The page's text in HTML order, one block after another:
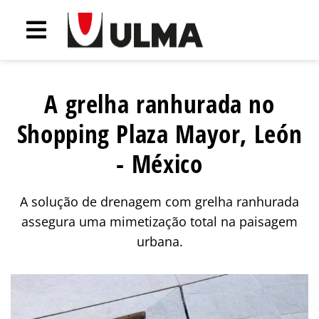
A grelha ranhurada no
Shopping Plaza Mayor, León
- México
A solução de drenagem com grelha ranhurada
assegura uma mimetização total na paisagem
urbana.